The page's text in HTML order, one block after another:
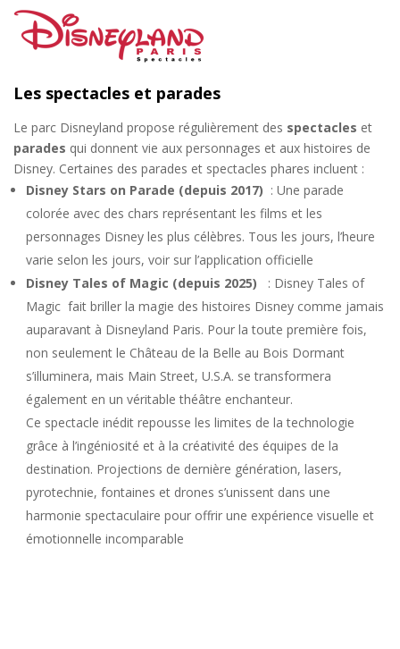
Les spectacles et parades
Le parc Disneyland propose régulièrement des spectacles et
parades qui donnent vie aux personnages et aux histoires de
Disney. Certaines des parades et spectacles phares incluent :
Disney Stars on Parade (depuis 2017) : Une parade
colorée avec des chars représentant les films et les
personnages Disney les plus célèbres. Tous les jours, l’heure
varie selon les jours, voir sur l’application officielle
Disney Tales of Magic (depuis 2025)
: Disney Tales of
Magic fait briller la magie des histoires Disney comme jamais
auparavant à Disneyland Paris. Pour la toute première fois,
non seulement le Château de la Belle au Bois Dormant
s’illuminera, mais Main Street, U.S.A. se transformera
également en un véritable théâtre enchanteur.
Ce spectacle inédit repousse les limites de la technologie
grâce à l’ingéniosité et à la créativité des équipes de la
destination. Projections de dernière génération, lasers,
pyrotechnie, fontaines et drones s’unissent dans une
harmonie spectaculaire pour offrir une expérience visuelle et
émotionnelle incomparable